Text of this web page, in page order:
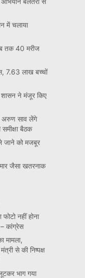
में चलाया
तक 40 मरीज
7.63 लाख बच्चों
शासन ने मंजूर किए
अरुण साव लेंगे
बैठक
जाने को मजबूर
जैसा खतरनाक
नहीं होना
– कांग्रेस
मामला,
से की निष्पक्ष
भाग गया